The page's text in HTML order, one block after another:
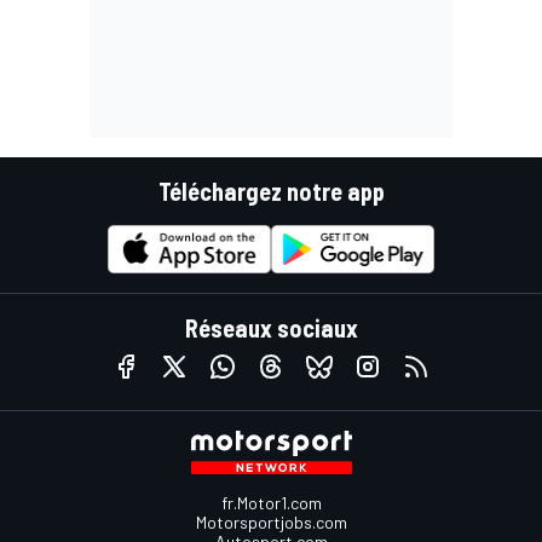
Téléchargez notre app
Réseaux sociaux
fr.Motor1.com
Motorsportjobs.com